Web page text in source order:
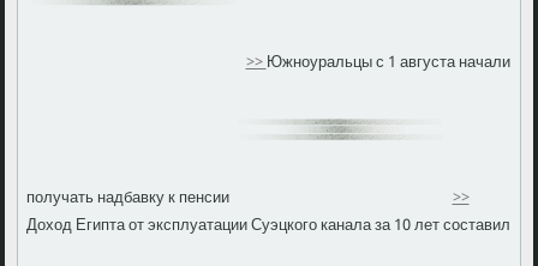
>>Южноуральцы с 1 августа начали
получать надбавку к пенсии
>>
Доход Египта от эксплуатации Суэцкого канала за 10 лет составил